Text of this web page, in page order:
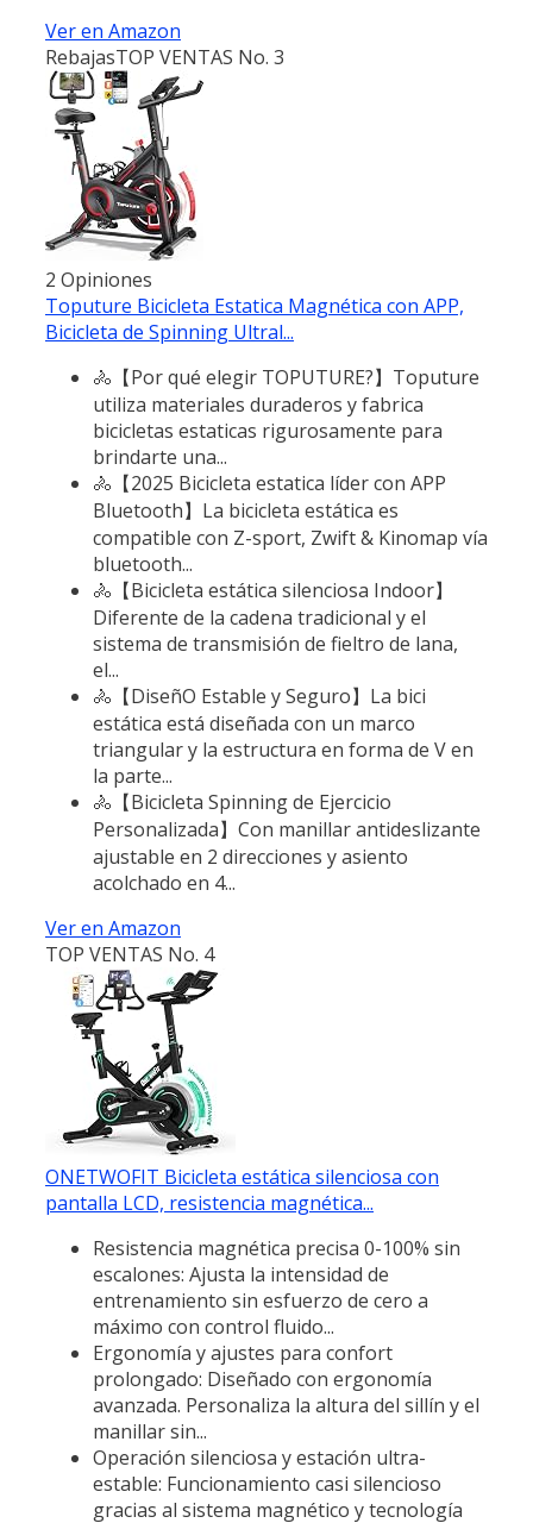
Ver en Amazon
RebajasTOP VENTAS No. 3
2 Opiniones
Toputure Bicicleta Estatica Magnética con APP,
Bicicleta de Spinning Ultral...
🚴【Por qué elegir TOPUTURE?】Toputure
utiliza materiales duraderos y fabrica
bicicletas estaticas rigurosamente para
brindarte una...
🚴【2025 Bicicleta estatica líder con APP
Bluetooth】La bicicleta estática es
compatible con Z-sport, Zwift & Kinomap vía
bluetooth...
🚴【Bicicleta estática silenciosa Indoor】
Diferente de la cadena tradicional y el
sistema de transmisión de fieltro de lana,
el...
🚴【DiseñO Estable y Seguro】La bici
estática está diseñada con un marco
triangular y la estructura en forma de V en
la parte...
🚴【Bicicleta Spinning de Ejercicio
Personalizada】Con manillar antideslizante
ajustable en 2 direcciones y asiento
acolchado en 4...
Ver en Amazon
TOP VENTAS No. 4
ONETWOFIT Bicicleta estática silenciosa con
pantalla LCD, resistencia magnética...
Resistencia magnética precisa 0-100% sin
escalones: Ajusta la intensidad de
entrenamiento sin esfuerzo de cero a
máximo con control fluido...
Ergonomía y ajustes para confort
prolongado: Diseñado con ergonomía
avanzada. Personaliza la altura del sillín y el
manillar sin...
Operación silenciosa y estación ultra-
estable: Funcionamiento casi silencioso
gracias al sistema magnético y tecnología